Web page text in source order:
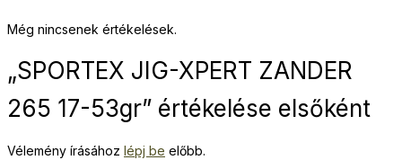
Még nincsenek értékelések.
„SPORTEX JIG-XPERT ZANDER
265 17-53gr” értékelése elsőként
Vélemény írásához lépj be előbb.